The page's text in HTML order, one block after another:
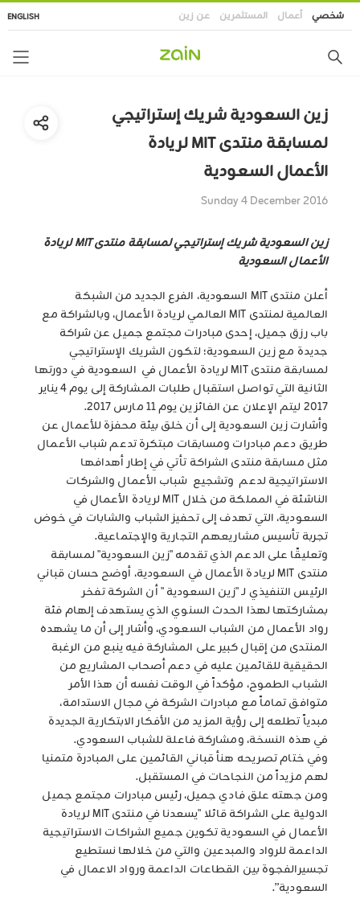
تجاوز
إلى
الرئيسي
شخصي أعمال المستثمرين عن زين ENGLISH
زين السعودية شريك إستراتيجي
لمسابقة منتدى MIT لريادة
الأعمال السعودية
Sunday 4 December 2016
زين السعودية شريك إستراتيجي لمسابقة منتدى MIT لريادة
الأعمال السعودية
أعلن منتدى MIT السعودية، الفرع الجديد من الشبكة
العالمية لمنتدى MIT العالمي لريادة الأعمال، وبالشراكة مع
باب رزق جميل، إحدى مبادرات مجتمع جميل عن شراكة
جديدة مع زين السعودية؛ لتكون الشريك الإستراتيجي
لمسابقة منتدى MIT لريادة الأعمال في السعودية في دورتها
الثانية التي تواصل استقبال طلبات المشاركة إلى يوم 4 يناير
2017 ليتم الإعلان عن الفائزين يوم 11 مارس 2017.
وأشارت زين السعودية إلى أن خلق بيئة محفزة للأعمال عن
طريق دعم مبادرات ومسابقات مبتكرة تدعم شباب الأعمال
مثل مسابقة منتدى الشراكة تأتي في إطار أهدافها
الاستراتيجية لدعم وتشجيع شباب الأعمال والشركات
الناشئة في المملكة من خلال MIT لريادة الأعمال في
السعودية، التي تهدف إلى تحفيز الشباب والشابات في خوض
تجربة تأسيس مشاريعهم التجارية والإجتماعية.
وتعليقًا على الدعم الذي تقدمه "زين السعودية" لمسابقة
منتدى MIT لريادة الأعمال في السعودية، أوضح حسان قباني
الرئيس التنفيذي لـ "زين السعودية " أن الشركة تفخر
بمشاركتها لهذا الحدث السنوي الذي يستهدف إلهام فئة
رواد الأعمال من الشباب السعودي، وأشار إلى أن ما يشهده
المنتدى من إقبال كبير على المشاركة فيه ينبع من الرغبة
الحقيقية للقائمين عليه في دعم أصحاب المشاريع من
الشباب الطموح، مؤكداً في الوقت نفسه أن هذا الأمر
متوافق تماماً مع مبادرات الشركة في مجال الاستدامة،
مبدياً تطلعه إلى رؤية المزيد من الأفكار الابتكارية الجديدة
في هذه النسخة، ومشاركة فاعلة للشباب السعودي.
وفي ختام تصريحه هنأ قباني القائمين على المبادرة متمنيا
لهم مزيداً من النجاحات في المستقبل.
ومن جهته علق فادي جميل، رئيس مبادرات مجتمع جميل
الدولية على الشراكة قائلا "يسعدنا في منتدى MIT لريادة
الأعمال في السعودية تكوين جميع الشراكات الاستراتيجية
الداعمة للرواد والمبدعين والتي من خلالها نستطيع
تجسيرالفجوة بين القطاعات الداعمة ورواد الاعمال في
السعودية”.